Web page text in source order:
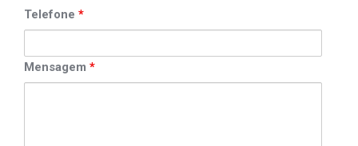
Telefone *
Mensagem *